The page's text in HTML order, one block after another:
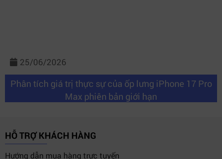
25/06/2026
Phân tích giá trị thực sự của ốp lưng iPhone 17 Pro
Max phiên bản giới hạn
HỖ TRỢ KHÁCH HÀNG
Hướng dẫn mua hàng trực tuyến